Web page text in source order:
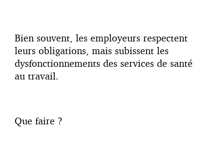
Bien souvent, les employeurs respectent
leurs obligations, mais subissent les
dysfonctionnements des services de santé
au travail.
Que faire ?